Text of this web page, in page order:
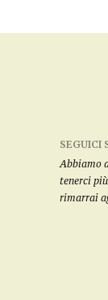
SEGUICI
Abbiamo
tenerci
rimarrai